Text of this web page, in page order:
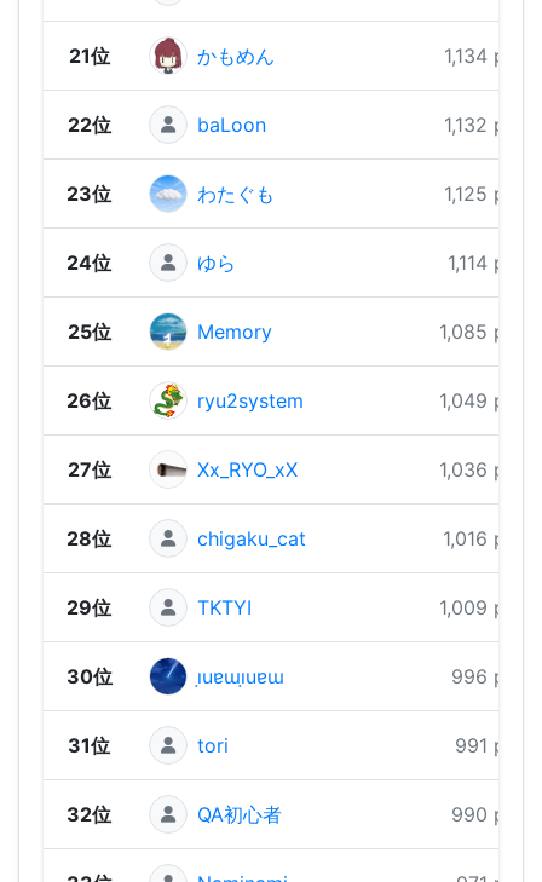
21位 かもめん 1,134 pts
22位 baLoon 1,132 pts
23位 わたぐも 1,125 pts
24位 ゆら 1,114 pts
25位 Memory 1,085 pts
26位 ryu2system 1,049 pts
27位 Xx_RYO_xX 1,036 pts
28位 chigaku_cat 1,016 pts
29位 TKTYI 1,009 pts
30位 ı̣uɐɯı̣uɐɯ 996 pts
31位 tori 991 pts
32位 QA初心者 990 pts